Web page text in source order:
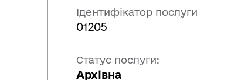
Ідентифікатор послуги
01205
Статус послуги:
Архівна